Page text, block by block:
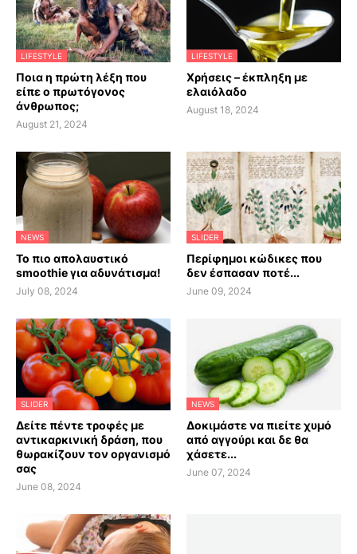
LIFESTYLE
Ποια η πρώτη λέξη που
είπε ο πρωτόγονος
άνθρωπος;
August 21, 2024
LIFESTYLE
Χρήσεις – έκπληξη με
ελαιόλαδο
August 18, 2024
NEWS
Το πιο απολαυστικό
smoothie για αδυνάτισμα!
July 08, 2024
SLIDER
Περίφημοι κώδικες που
δεν έσπασαν ποτέ...
June 09, 2024
SLIDER
Δείτε πέντε τροφές με
αντικαρκινική δράση, που
θωρακίζουν τον οργανισμό
σας
June 08, 2024
NEWS
Δοκιμάστε να πιείτε χυμό
από αγγούρι και δε θα
χάσετε...
June 07, 2024